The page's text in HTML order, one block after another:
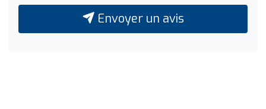
Envoyer un avis